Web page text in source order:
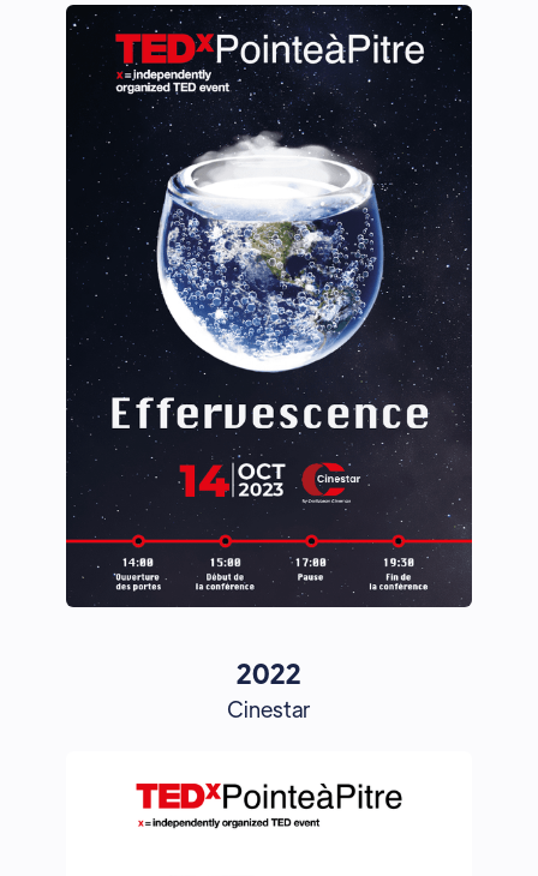
2022
Cinestar